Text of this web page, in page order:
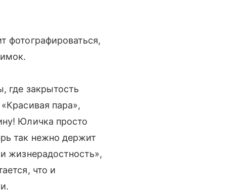
фотографироваться,
где закрытость
пара»,
Юличка просто
так нежно держит
жизнерадостность»,
что и